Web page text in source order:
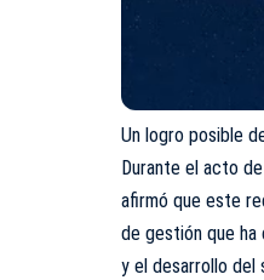
Un logro posible
Durante el acto
afirmó que este
de gestión que ha
y el desarrollo del